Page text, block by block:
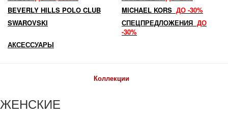
BEVERLY HILLS POLO CLUB
MICHAEL KORS ДО -30%
SWAROVSKI
СПЕЦПРЕДЛОЖЕНИЯ ДО
-30%
АКСЕССУАРЫ
Коллекции
ЖЕНСКИЕ